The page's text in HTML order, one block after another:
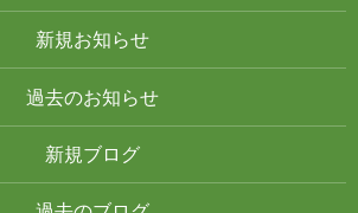
新規お知らせ
過去のお知らせ
新規ブログ